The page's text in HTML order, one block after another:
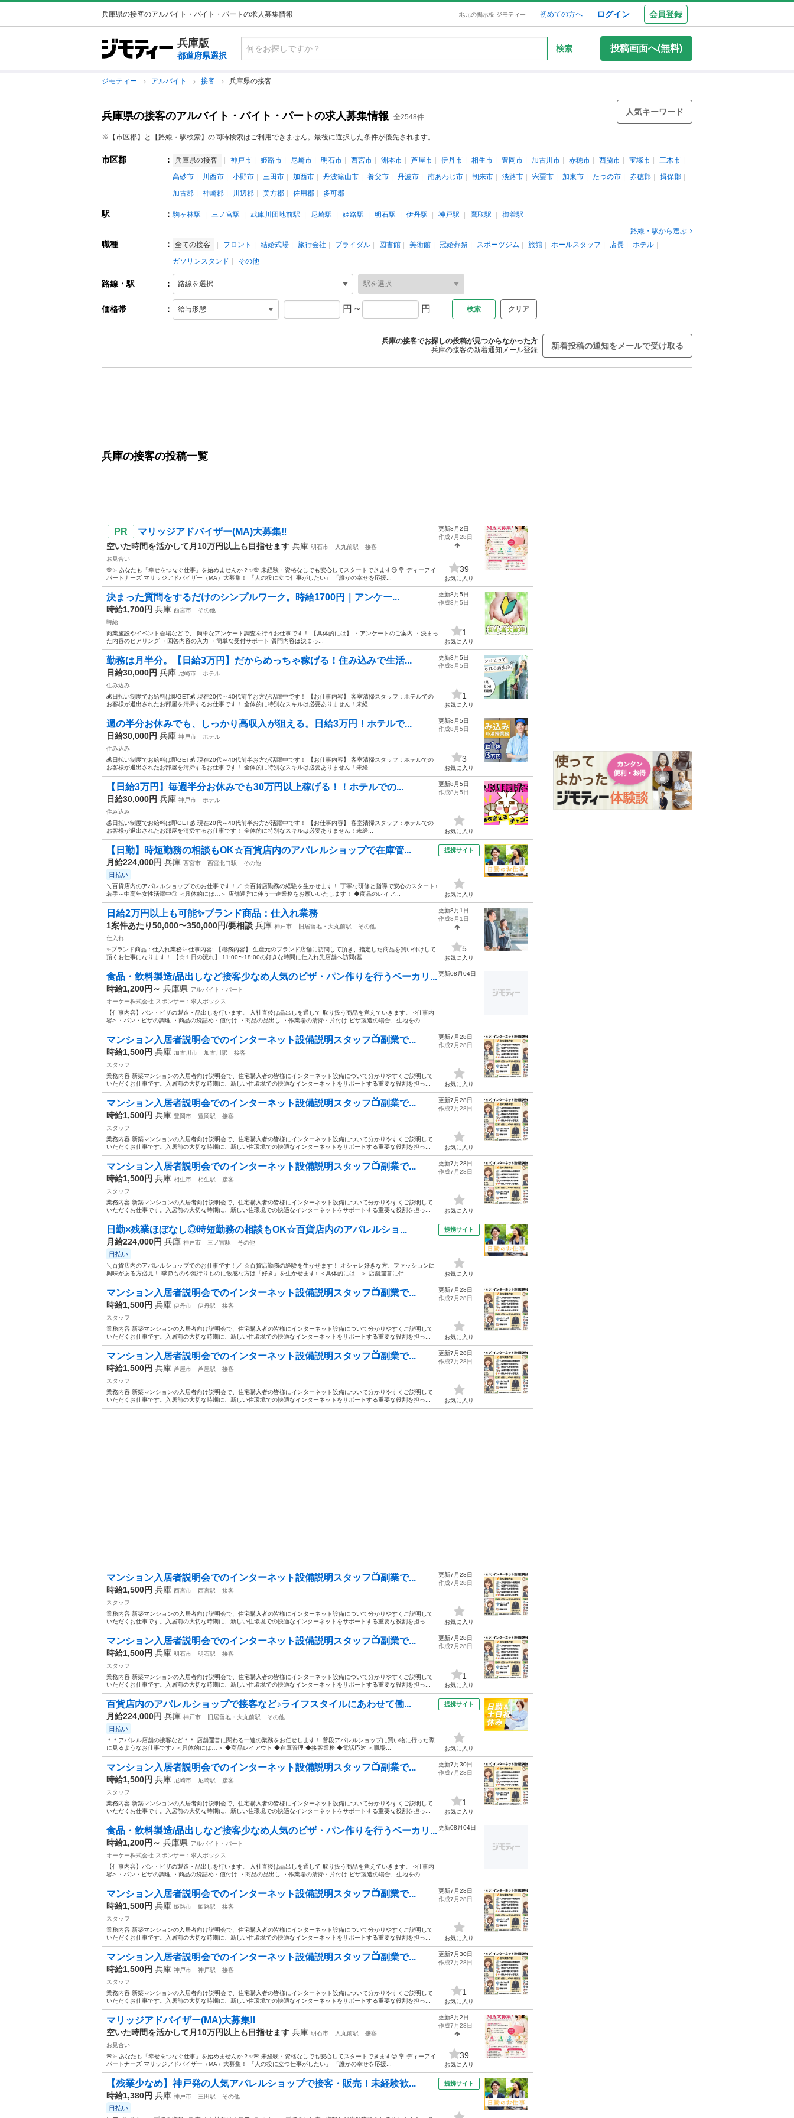
兵庫県の接客のアルバイト・バイト・パートの求人募集情報 地元の掲示板 ジモティー 初めての方へ ログイン 会員登録
兵庫版
都道府県選択
検索 投稿画面へ(無料)
ジモティー アルバイト 接客 兵庫県の接客
兵庫県の接客のアルバイト・バイト・パートの求人募集情報 全2548件
人気キーワード
※【市区郡】と【路線・駅検索】の同時検索はご利用できません。最後に選択した条件が優先されます。
市区郡 ： 兵庫県の接客 神戸市 姫路市 尼崎市 明石市 西宮市 洲本市 芦屋市 伊丹市 相生市 豊岡市 加古川市 赤穂市 西脇市 宝塚市
三木市
高砂市
川西市 小野市 三田市 加西市 丹波篠山市 養父市 丹波市 南あわじ市 朝来市 淡路市 宍粟市 加東市 たつの市 赤穂郡
揖保郡
加古郡
神崎郡 川辺郡 美方郡 佐用郡 多可郡
駅 ： 駒ヶ林駅 三ノ宮駅 武庫川団地前駅 尼崎駅 姫路駅 明石駅 伊丹駅 神戸駅 鷹取駅
御着駅
路線・駅から選ぶ
職種 ： 全ての接客 フロント 結婚式場 旅行会社 ブライダル 図書館 美術館 冠婚葬祭 スポーツジム 旅館 ホールスタッフ 店長
ホテル
ガソリンスタンド
その他
路線・駅 ：
価格帯 ： 円 ~ 円 クリア
兵庫の接客でお探しの投稿が見つからなかった方
兵庫の接客の新着通知メール登録
新着投稿の通知をメールで受け取る
兵庫の接客の投稿一覧
マリッジアドバイザー(MA)大募集‼️
空いた時間を活かして月10万円以上も目指せます 兵庫 明石市 人丸前駅
接客
お見合い
🌸✨ あなたも「幸せをつなぐ仕事」を始めませんか？✨🌸 未経験・資格なしでも安心してスタートできます😊 💐 ディーアイ
パートナーズ マリッジアドバイザー（MA）大募集！ 「人の役に立つ仕事がしたい」 「誰かの幸せを応援...
更新8月2日
作成7月28日
39
お気に入り
決まった質問をするだけのシンプルワーク。時給1700円｜アンケー...
時給1,700円 兵庫 西宮市
その他
時給
商業施設やイベント会場などで、 簡単なアンケート調査を行うお仕事です！ 【具体的には】 ・アンケートのご案内 ・決まっ
た内容のヒアリング ・回答内容の入力 ・簡単な受付サポート 質問内容は決まっ...
更新8月5日
作成8月5日
1
お気に入り
勤務は月半分。【日給3万円】だからめっちゃ稼げる！住み込みで生活...
日給30,000円 兵庫 尼崎市
ホテル
住み込み
💰日払い制度でお給料は即GET💰 現在20代～40代前半お方が活躍中です！ 【お仕事内容】 客室清掃スタッフ：ホテルでの
お客様が退出されたお部屋を清掃するお仕事です！ 全体的に特別なスキルは必要ありません！未経...
更新8月5日
作成8月5日
1
お気に入り
週の半分お休みでも、しっかり高収入が狙える。日給3万円！ホテルで...
日給30,000円 兵庫 神戸市
ホテル
住み込み
💰日払い制度でお給料は即GET💰 現在20代～40代前半お方が活躍中です！ 【お仕事内容】 客室清掃スタッフ：ホテルでの
お客様が退出されたお部屋を清掃するお仕事です！ 全体的に特別なスキルは必要ありません！未経...
更新8月5日
作成8月5日
3
お気に入り
【日給3万円】毎週半分お休みでも30万円以上稼げる！！ホテルでの...
日給30,000円 兵庫 神戸市
ホテル
住み込み
💰日払い制度でお給料は即GET💰 現在20代～40代前半お方が活躍中です！ 【お仕事内容】 客室清掃スタッフ：ホテルでの
お客様が退出されたお部屋を清掃するお仕事です！ 全体的に特別なスキルは必要ありません！未経...
更新8月5日
作成8月5日
お気に入り
【日勤】時短勤務の相談もOK☆百貨店内のアパレルショップで在庫管...
月給224,000円 兵庫 西宮市 西宮北口駅 その他
日払い
＼百貨店内のアパレルショップでのお仕事です！／ ☆百貨店勤務の経験を生かせます！ 丁寧な研修と指導で安心のスタート♪
若手～中高年女性活躍中◎ ＜具体的には…＞ 店舗運営に伴う一連業務をお願いいたします！ ◆商品のレイア...
提携サイト
お気に入り
日給2万円以上も可能✨ブランド商品：仕入れ業務
1案件あたり50,000〜350,000円/要相談 兵庫 神戸市 旧居留地・大丸前駅
その他
仕入れ
✨ブランド商品：仕入れ業務✨ 仕事内容: 【職務内容】 生産元のブランド店舗に訪問して頂き、指定した商品を買い付けして
頂くお仕事になります！ 【☆１日の流れ】 11:00〜18:00の好きな時間に仕入れ先店舗へ訪問(基...
更新8月1日
作成8月1日
5
お気に入り
食品・飲料製造/品出しなど接客少なめ人気のピザ・パン作りを行うベーカリ...
時給1,200円～ 兵庫県 アルバイト・パート
オーケー株式会社 スポンサー：求人ボックス
【仕事内容】パン・ピザの製造・品出しを行います。 入社直後は品出しを通して 取り扱う商品を覚えていきます。 <仕事内
容> ・パン・ピザの調理 ・商品の袋詰め・値付け ・商品の品出し ・作業場の清掃・片付け ピザ製造の場合、生地をの...
更新08月04日
マンション入居者説明会でのインターネット設備説明スタッフ📺副業で...
時給1,500円 兵庫 加古川市 加古川駅
接客
スタッフ
業務内容 新築マンションの入居者向け説明会で、住宅購入者の皆様にインターネット設備について分かりやすくご説明して
いただくお仕事です。入居前の大切な時期に、新しい住環境での快適なインターネットをサポートする重要な役割を担っ...
更新7月28日
作成7月28日
お気に入り
マンション入居者説明会でのインターネット設備説明スタッフ📺副業で...
時給1,500円 兵庫 豊岡市 豊岡駅
接客
スタッフ
業務内容 新築マンションの入居者向け説明会で、住宅購入者の皆様にインターネット設備について分かりやすくご説明して
いただくお仕事です。入居前の大切な時期に、新しい住環境での快適なインターネットをサポートする重要な役割を担っ...
更新7月28日
作成7月28日
お気に入り
マンション入居者説明会でのインターネット設備説明スタッフ📺副業で...
時給1,500円 兵庫 相生市 相生駅
接客
スタッフ
業務内容 新築マンションの入居者向け説明会で、住宅購入者の皆様にインターネット設備について分かりやすくご説明して
いただくお仕事です。入居前の大切な時期に、新しい住環境での快適なインターネットをサポートする重要な役割を担っ...
更新7月28日
作成7月28日
お気に入り
日勤×残業ほぼなし◎時短勤務の相談もOK☆百貨店内のアパレルショ...
月給224,000円 兵庫 神戸市 三ノ宮駅 その他
日払い
＼百貨店内のアパレルショップでのお仕事です！／ ☆百貨店勤務の経験を生かせます！ オシャレ好きな方、ファッションに
興味がある方必見！ 季節ものや流行りものに敏感な方は「好き」を生かせます♪ ＜具体的には…＞ 店舗運営に伴...
提携サイト
お気に入り
マンション入居者説明会でのインターネット設備説明スタッフ📺副業で...
時給1,500円 兵庫 伊丹市 伊丹駅
接客
スタッフ
業務内容 新築マンションの入居者向け説明会で、住宅購入者の皆様にインターネット設備について分かりやすくご説明して
いただくお仕事です。入居前の大切な時期に、新しい住環境での快適なインターネットをサポートする重要な役割を担っ...
更新7月28日
作成7月28日
お気に入り
マンション入居者説明会でのインターネット設備説明スタッフ📺副業で...
時給1,500円 兵庫 芦屋市 芦屋駅
接客
スタッフ
業務内容 新築マンションの入居者向け説明会で、住宅購入者の皆様にインターネット設備について分かりやすくご説明して
いただくお仕事です。入居前の大切な時期に、新しい住環境での快適なインターネットをサポートする重要な役割を担っ...
更新7月28日
作成7月28日
お気に入り
マンション入居者説明会でのインターネット設備説明スタッフ📺副業で...
時給1,500円 兵庫 西宮市 西宮駅
接客
スタッフ
業務内容 新築マンションの入居者向け説明会で、住宅購入者の皆様にインターネット設備について分かりやすくご説明して
いただくお仕事です。入居前の大切な時期に、新しい住環境での快適なインターネットをサポートする重要な役割を担っ...
更新7月28日
作成7月28日
お気に入り
マンション入居者説明会でのインターネット設備説明スタッフ📺副業で...
時給1,500円 兵庫 明石市 明石駅
接客
スタッフ
業務内容 新築マンションの入居者向け説明会で、住宅購入者の皆様にインターネット設備について分かりやすくご説明して
いただくお仕事です。入居前の大切な時期に、新しい住環境での快適なインターネットをサポートする重要な役割を担っ...
更新7月28日
作成7月28日
1
お気に入り
百貨店内のアパレルショップで接客など♪ライフスタイルにあわせて働...
月給224,000円 兵庫 神戸市 旧居留地・大丸前駅 その他
日払い
＊＊アパレル店舗の接客など＊＊ 店舗運営に関わる一連の業務をお任せします！ 普段アパレルショップに買い物に行った際
に見るようなお仕事です♪ ＜具体的には…＞ ◆商品レイアウト ◆在庫管理 ◆接客業務 ◆電話応対 ＜職場...
提携サイト
お気に入り
マンション入居者説明会でのインターネット設備説明スタッフ📺副業で...
時給1,500円 兵庫 尼崎市 尼崎駅
接客
スタッフ
業務内容 新築マンションの入居者向け説明会で、住宅購入者の皆様にインターネット設備について分かりやすくご説明して
いただくお仕事です。入居前の大切な時期に、新しい住環境での快適なインターネットをサポートする重要な役割を担っ...
更新7月30日
作成7月28日
1
お気に入り
食品・飲料製造/品出しなど接客少なめ人気のピザ・パン作りを行うベーカリ...
時給1,200円～ 兵庫県 アルバイト・パート
オーケー株式会社 スポンサー：求人ボックス
【仕事内容】パン・ピザの製造・品出しを行います。 入社直後は品出しを通して 取り扱う商品を覚えていきます。 <仕事内
容> ・パン・ピザの調理 ・商品の袋詰め・値付け ・商品の品出し ・作業場の清掃・片付け ピザ製造の場合、生地をの...
更新08月04日
マンション入居者説明会でのインターネット設備説明スタッフ📺副業で...
時給1,500円 兵庫 姫路市 姫路駅
接客
スタッフ
業務内容 新築マンションの入居者向け説明会で、住宅購入者の皆様にインターネット設備について分かりやすくご説明して
いただくお仕事です。入居前の大切な時期に、新しい住環境での快適なインターネットをサポートする重要な役割を担っ...
更新7月28日
作成7月28日
お気に入り
マンション入居者説明会でのインターネット設備説明スタッフ📺副業で...
時給1,500円 兵庫 神戸市 神戸駅
接客
スタッフ
業務内容 新築マンションの入居者向け説明会で、住宅購入者の皆様にインターネット設備について分かりやすくご説明して
いただくお仕事です。入居前の大切な時期に、新しい住環境での快適なインターネットをサポートする重要な役割を担っ...
更新7月30日
作成7月28日
1
お気に入り
マリッジアドバイザー(MA)大募集‼️
空いた時間を活かして月10万円以上も目指せます 兵庫 明石市 人丸前駅
接客
お見合い
🌸✨ あなたも「幸せをつなぐ仕事」を始めませんか？✨🌸 未経験・資格なしでも安心してスタートできます😊 💐 ディーアイ
パートナーズ マリッジアドバイザー（MA）大募集！ 「人の役に立つ仕事がしたい」 「誰かの幸せを応援...
更新8月2日
作成7月28日
39
お気に入り
【残業少なめ】神戸発の人気アパレルショップで接客・販売！未経験歓...
時給1,380円 兵庫 神戸市 三田駅 その他
日払い
提携サイト